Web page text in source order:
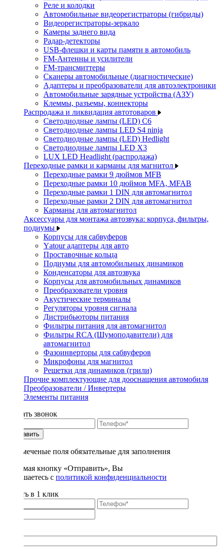
Реле и колодки
Автомобильные видеорегистраторы (гибриды)
Видеорегистраторы-зеркало
Камеры заднего вида
Радар-детекторы
USB-флешки и карты памяти в автомобиль
FM-Антенны и усилители
FM-трансмиттеры
Сканеры автомобильные (диагностические)
Адаптеры и преобразователи для автоэлектроники
Автомобильные зарядные устройства (АЗУ)
Клеммы, разъемы, коннекторы
Распродажа и ликвидация автотоваров
Светодиодные лампы (LED) C6
Светодиодные лампы LED S4 ninja
Светодиодные лампы (LED) Hedlight
Светодиодные лампы LED X3
LUX LED Headlight (распродажа)
Переходные рамки и карманы для магнитол
Переходные рамки 9 дюймов MFB
Переходные рамки 10 дюймов MFA, MFAB
Переходные рамки 1 DIN для автомагнитол
Переходные рамки 2 DIN для автомагнитол
Карманы для автомагнитол
Аксессуары для монтажа автозвука: корпуса, фильтры,
подиумы
Корпусы для сабвуферов
Yаtour адаптеры для авто
Проставочные кольца
Подиумы для автомобильных динамиков
Конденсаторы для автозвука
Корпусы для автомобильных динамиков
Преобразователи уровня
Акустические терминалы
Регуляторы уровня сигнала
Дистрибьюторы питания
Фильтры питания для автомагнитол
Фильтры RCA (Шумоподавители) для
автомагнитол
Фазоинверторы для сабвуферов
Микрофоны для магнитол
Решетки для динамиков (грили)
Прочие комплектующие для дооснащения автомобиля
Преобразователи / Инвертеры
Элементы питания
Заказать звонок
Отправить
* - отмеченые поля обязательные для заполнения
Нажимая кнопку «Отправить», Вы
соглашаетесь с политикой конфиденциальности
Купить в 1 клик